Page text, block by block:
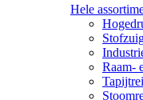
Hele
Raam-